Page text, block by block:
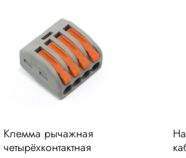
Клемма рычажная
четырёхконтактная